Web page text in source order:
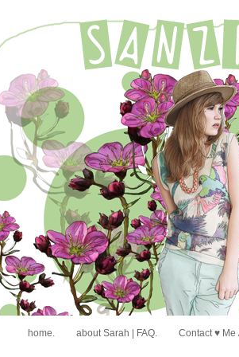
home. about Sarah | FAQ. Contact ♥ Me